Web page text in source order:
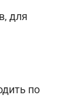
для
по